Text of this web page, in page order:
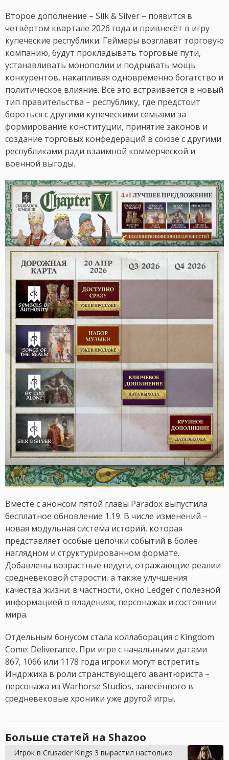
Второе дополнение – Silk & Silver – появится в
четвёртом квартале 2026 года и привнесёт в игру
купеческие республики. Геймеры возглавят торговую
компанию, будут прокладывать торговые пути,
устанавливать монополии и подрывать мощь
конкурентов, накапливая одновременно богатство и
политическое влияние. Всё это встраивается в новый
тип правительства – республику, где предстоит
бороться с другими купеческими семьями за
формирование конституции, принятие законов и
создание торговых конфедераций в союзе с другими
республиками ради взаимной коммерческой и
военной выгоды.
Вместе с анонсом пятой главы Paradox выпустила
бесплатное обновление 1.19. В числе изменений –
новая модульная система историй, которая
представляет особые цепочки событий в более
наглядном и структурированном формате.
Добавлены возрастные недуги, отражающие реалии
средневековой старости, а также улучшения
качества жизни: в частности, окно Ledger с полезной
информацией о владениях, персонажах и состоянии
мира.
Отдельным бонусом стала коллаборация с Kingdom
Come: Deliverance. При игре с начальными датами
867, 1066 или 1178 года игроки могут встретить
Индржиха в роли странствующего авантюриста –
персонажа из Warhorse Studios, занесённого в
средневековые хроники уже другой игры.
Больше статей на Shazoo
Игрок в Crusader Kings 3 вырастил настолько